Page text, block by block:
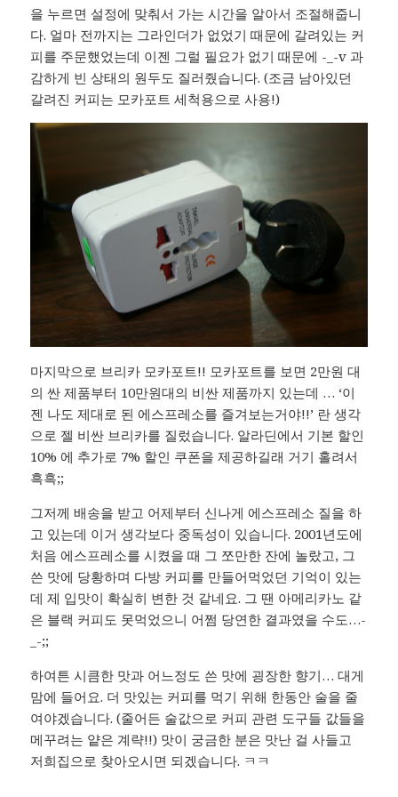
을 누르면 설정에 맞춰서 가는 시간을 알아서 조절해줍니
다. 얼마 전까지는 그라인더가 없었기 때문에 갈려있는 커
피를 주문했었는데 이젠 그럴 필요가 없기 때문에 -_-v 과
감하게 빈 상태의 원두도 질러줬습니다. (조금 남아있던
갈려진 커피는 모카포트 세척용으로 사용!)
마지막으로 브리카 모카포트!! 모카포트를 보면 2만원 대
의 싼 제품부터 10만원대의 비싼 제품까지 있는데 … ‘이
젠 나도 제대로 된 에스프레소를 즐겨보는거야!!’ 란 생각
으로 젤 비싼 브리카를 질렀습니다. 알라딘에서 기본 할인
10% 에 추가로 7% 할인 쿠폰을 제공하길래 거기 홀려서
흑흑;;
그저께 배송을 받고 어제부터 신나게 에스프레소 질을 하
고 있는데 이거 생각보다 중독성이 있습니다. 2001년도에
처음 에스프레소를 시켰을 때 그 쪼만한 잔에 놀랐고, 그
쓴 맛에 당황하며 다방 커피를 만들어먹었던 기억이 있는
데 제 입맛이 확실히 변한 것 같네요. 그 땐 아메리카노 같
은 블랙 커피도 못먹었으니 어쩜 당연한 결과였을 수도…-
_-;;
하여튼 시큼한 맛과 어느정도 쓴 맛에 굉장한 향기… 대게
맘에 들어요. 더 맛있는 커피를 먹기 위해 한동안 술을 줄
여야겠습니다. (줄어든 술값으로 커피 관련 도구들 값들을
메꾸려는 얕은 계략!!) 맛이 궁금한 분은 맛난 걸 사들고
저희집으로 찾아오시면 되겠습니다. ㅋㅋ